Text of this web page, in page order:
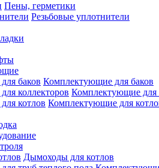
Пены, герметики
Резьбовые уплотнители
Комплектующие для баков
Комплектующие для
Комплектующие для
Дымоходы для котлов